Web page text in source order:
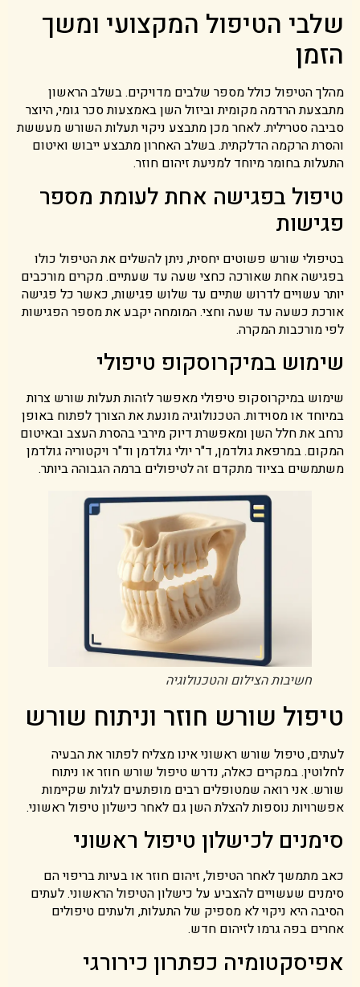
שלבי הטיפול המקצועי ומשך
הזמן
מהלך הטיפול כולל מספר שלבים מדויקים. בשלב הראשון
מתבצעת הרדמה מקומית וביזול השן באמצעות סכר גומי, היוצר
סביבה סטרילית. לאחר מכן מתבצע ניקוי תעלות השורש מעששת
והסרת הרקמה הדלקתית. בשלב האחרון מתבצע ייבוש ואיטום
התעלות בחומר מיוחד למניעת זיהום חוזר.
טיפול בפגישה אחת לעומת מספר
פגישות
בטיפולי שורש פשוטים יחסית, ניתן להשלים את הטיפול כולו
בפגישה אחת שאורכה כחצי שעה עד שעתיים. מקרים מורכבים
יותר עשויים לדרוש שתיים עד שלוש פגישות, כאשר כל פגישה
אורכת כשעה עד שעה וחצי. המומחה יקבע את מספר הפגישות
לפי מורכבות המקרה.
שימוש במיקרוסקופ טיפולי
שימוש במיקרוסקופ טיפולי מאפשר לזהות תעלות שורש צרות
במיוחד או מסוידות. הטכנולוגיה מונעת את הצורך לפתוח באופן
נרחב את חלל השן ומאפשרת דיוק מירבי בהסרת העצב ובאיטום
המקום. במרפאת גולדמן, ד"ר יולי גולדמן וד"ר ויקטוריה גולדמן
משתמשים בציוד מתקדם זה לטיפולים ברמה הגבוהה ביותר.
חשיבות הצילום והטכנולוגיה
טיפול שורש חוזר וניתוח שורש
לעתים, טיפול שורש ראשוני אינו מצליח לפתור את הבעיה
לחלוטין. במקרים כאלה, נדרש טיפול שורש חוזר או ניתוח
שורש. אני רואה שמטופלים רבים מופתעים לגלות שקיימות
אפשרויות נוספות להצלת השן גם לאחר כישלון טיפול ראשוני.
סימנים לכישלון טיפול ראשוני
כאב מתמשך לאחר הטיפול, זיהום חוזר או בעיות בריפוי הם
סימנים שעשויים להצביע על כישלון הטיפול הראשוני. לעתים
הסיבה היא ניקוי לא מספיק של התעלות, ולעתים טיפולים
אחרים בפה גרמו לזיהום חדש.
אפיסקטומיה כפתרון כירורגי